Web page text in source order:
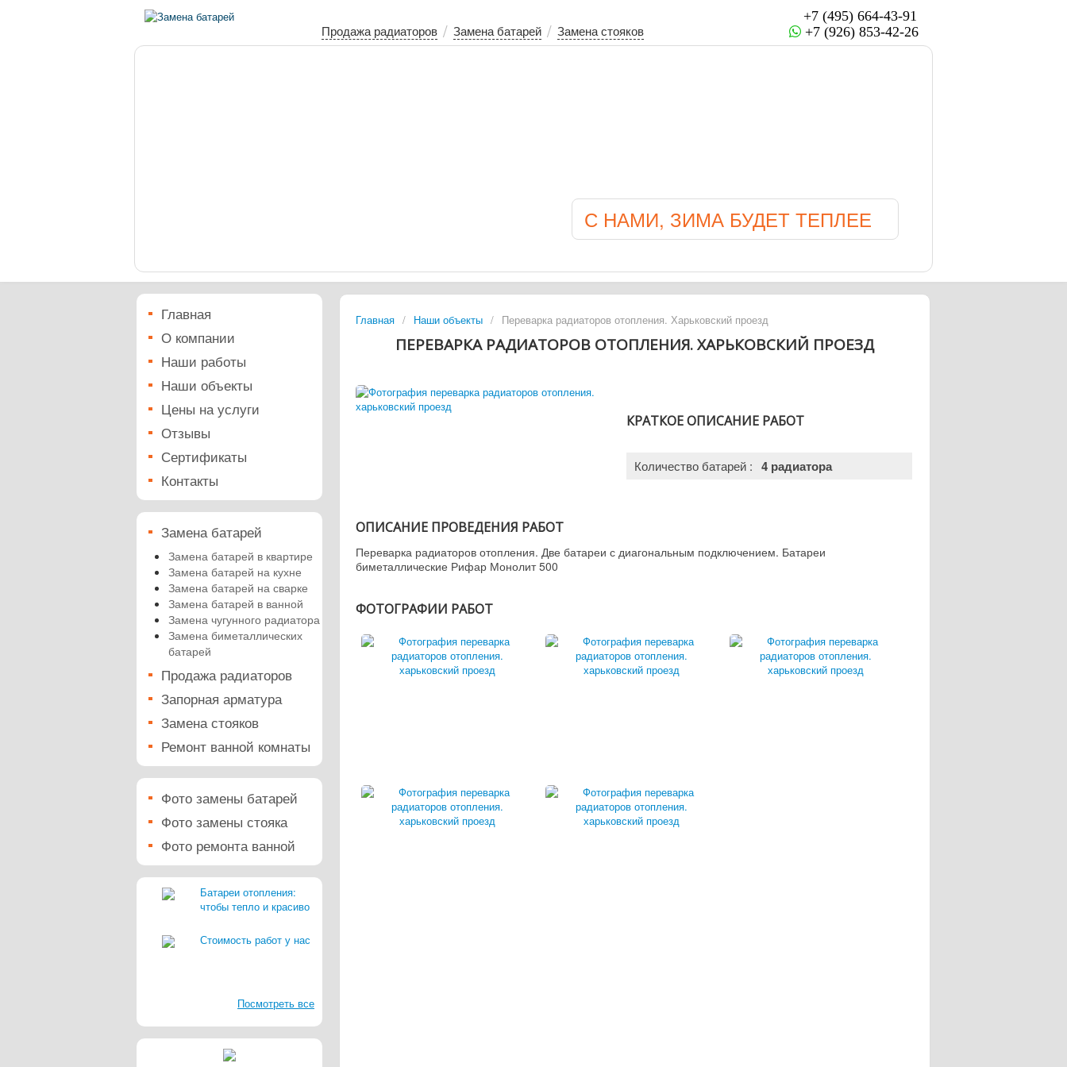
Продажа радиаторов / Замена батарей / Замена стояков
+7 (495) 664-43-91
+7 (926) 853-42-26
С НАМИ, ЗИМА БУДЕТ ТЕПЛЕЕ
Главная
О компании
Наши работы
Наши объекты
Цены на услуги
Отзывы
Сертификаты
Контакты
Замена батарей
Замена батарей в квартире
Замена батарей на кухне
Замена батарей на сварке
Замена батарей в ванной
Замена чугунного радиатора
Замена биметаллических
батарей
Продажа радиаторов
Запорная арматура
Замена стояков
Ремонт ванной комнаты
Фото замены батарей
Фото замены стояка
Фото ремонта ванной
Батареи отопления:
чтобы тепло и красиво
Стоимость работ у нас
Посмотреть все
Главная / Наши объекты / Переварка радиаторов отопления. Харьковский проезд
ПЕРЕВАРКА РАДИАТОРОВ ОТОПЛЕНИЯ. ХАРЬКОВСКИЙ ПРОЕЗД
КРАТКОЕ ОПИСАНИЕ РАБОТ
Количество батарей : 4 радиатора
ОПИСАНИЕ ПРОВЕДЕНИЯ РАБОТ
Переварка радиаторов отопления. Две батареи с диагональным подключением. Батареи
биметаллические Рифар Монолит 500
ФОТОГРАФИИ РАБОТ